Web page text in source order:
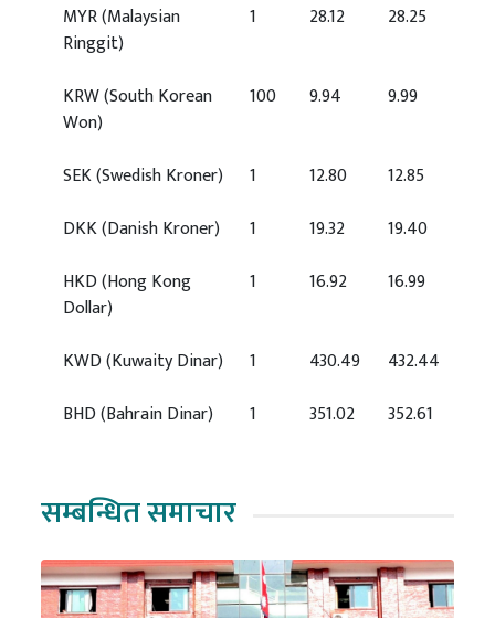
MYR(Malaysian
Ringgit)
1 28.12 28.25
KRW(South Korean
Won)
100 9.94 9.99
SEK(Swedish Kroner) 1 12.80
12.85
DKK(Danish Kroner) 1 19.32
19.40
HKD(Hong Kong
Dollar)
1 16.92 16.99
KWD(Kuwaity Dinar) 1 430.49
432.44
BHD(Bahrain Dinar) 1 351.02 352.61
सम्बन्धित समाचार